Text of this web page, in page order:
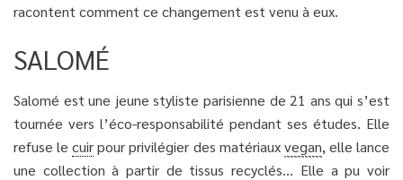
racontent comment ce changement est venu à eux.
SALOMÉ
Salomé est une jeune styliste parisienne de 21 ans qui s’est
tournée vers l’éco-responsabilité pendant ses études. Elle
refuse lecuirpour privilégier des matériauxvegan, elle lance
une collection à partir de tissus recyclés… Elle a pu voir